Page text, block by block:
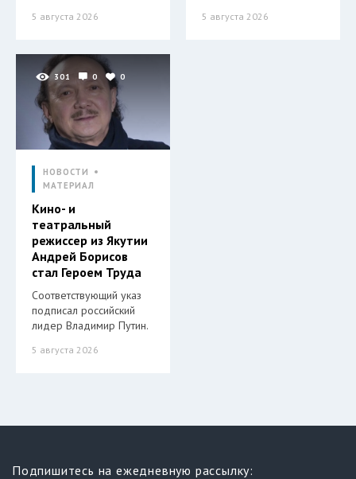
5 августа 2026 5 августа 2026
301 0 0
НОВОСТИ
МАТЕРИАЛ
Кино- и
театральный
режиссер из Якутии
Андрей Борисов
стал Героем Труда
Соответствующий указ
подписал российский
лидер Владимир Путин.
5 августа 2026
Подпишитесь на ежедневную рассылку: